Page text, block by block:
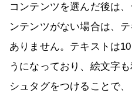
コンテンツを選んだ後は
ンテンツがない場合は、
ありません。テキストは
うになっており、絵文字
シュタグをつけることで